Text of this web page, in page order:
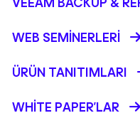
WEB SEMINERLERI
ÜRÜN TANITIMLARI
WHITE PAPER'LAR